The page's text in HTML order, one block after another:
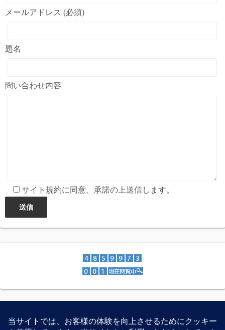
メールアドレス (必須)
題名
問い合わせ内容
サイト規約に同意、承諾の上送信します。